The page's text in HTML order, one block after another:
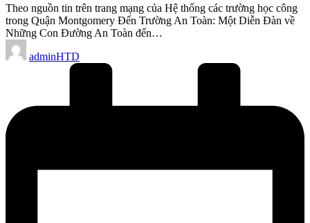
Theo nguồn tin trên trang mạng của Hệ thống các trường học công
trong Quận Montgomery Đến Trường An Toàn: Một Diễn Đàn về
Những Con Đường An Toàn đến…
Posted
by
adminHTD